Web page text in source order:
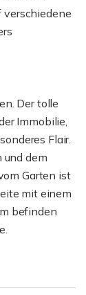
verschiedene
Der tolle
Immobilie,
Flair.
und dem
Garten ist
mit einem
befinden